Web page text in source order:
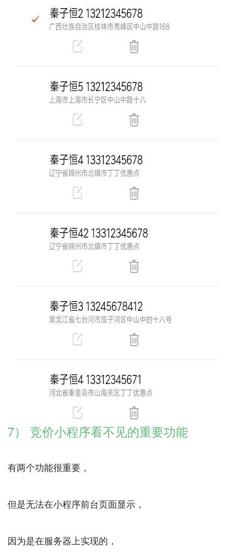
7） 竞价小程序看不见的重要功能
有两个功能很重要，
但是无法在小程序前台页面显示，
因为是在服务器上实现的，